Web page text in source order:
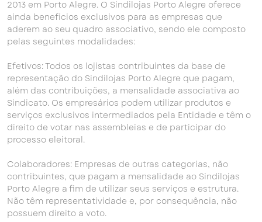
2013 em Porto Alegre. O Sindilojas Porto Alegre oferece
ainda benefícios exclusivos para as empresas que
aderem ao seu quadro associativo, sendo ele composto
pelas seguintes modalidades:
Efetivos: Todos os lojistas contribuintes da base de
representação do Sindilojas Porto Alegre que pagam,
além das contribuições, a mensalidade associativa ao
Sindicato. Os empresários podem utilizar produtos e
serviços exclusivos intermediados pela Entidade e têm o
direito de votar nas assembleias e de participar do
processo eleitoral.
Colaboradores: Empresas de outras categorias, não
contribuintes, que pagam a mensalidade ao Sindilojas
Porto Alegre a fim de utilizar seus serviços e estrutura.
Não têm representatividade e, por consequência, não
possuem direito a voto.